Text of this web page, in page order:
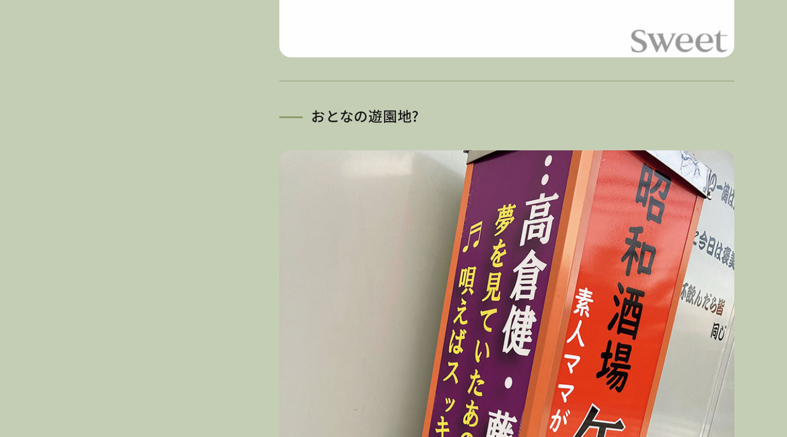
おとなの遊園地?